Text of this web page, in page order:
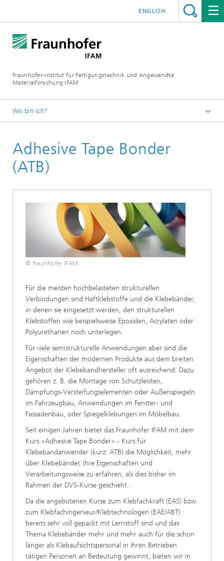
Fraunhofer-Institut für Fertigungstechnik und Angewandte
Materialforschung IFAM
ENGLISH
Wo bin ich?
Klebtechnik
Adhesive Tape Bonder
(ATB)
© Fraunhofer IFAM
Für die meisten hochbelasteten strukturellen
Verbindungen sind Haftklebstoffe und die Klebebänder,
in denen sie eingesetzt werden, den strukturellen
Klebstoffen wie beispielsweise Epoxiden, Acrylaten oder
Polyurethanen noch unterlegen.
Für viele semistrukturelle Anwendungen aber sind die
Eigenschaften der modernen Produkte aus dem breiten
Angebot der Klebebandhersteller oft ausreichend. Dazu
gehören z. B. die Montage von Schutzleisten,
Dämpfungs-Versteifungselementen oder Außenspiegeln
im Fahrzeugbau, Anwendungen im Fenster- und
Fassadenbau, oder Spiegelklebungen im Möbelbau.
Seit einigen Jahren bietet das Fraunhofer IFAM mit dem
Kurs »Adhesive Tape Bonder« - Kurs für
Klebebandanwender (kurz: ATB) die Möglichkeit, mehr
über Klebebänder, ihre Eigenschaften und
Verarbeitungsweise zu erfahren, als dies bisher im
Rahmen der DVS-Kurse geschieht.
Da die angebotenen Kurse zum Klebfachkraft (EAS) bzw.
zum Klebfachingenieur/Klebtechnologen (EAE/ABT)
bereits sehr voll gepackt mit Lernstoff sind und das
Thema Klebebänder mehr und mehr auch für die schon
länger als Klebaufsichtspersonal in ihren Betrieben
tätigen Personen an Bedeutung gewinnt, bieten wir in